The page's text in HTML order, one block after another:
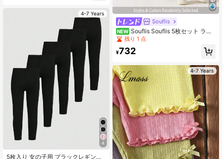
4-7 Years
4
5枚入り 女の子用 ブラックレギン
Souflis
NEW Souflis Souflis 5枚セット ラン
ダム発送 1枚 春夏オールシーズン対
わいい リボン 猫柄 万能 ソフト 快適
ット レギンス
残り 1 点
¥732
4-7 Years